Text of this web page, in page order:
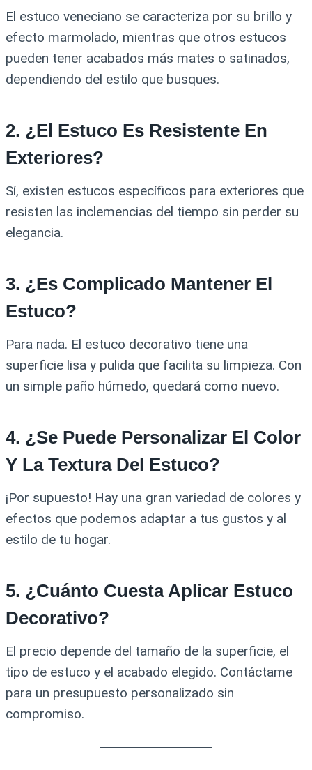
El estuco veneciano se caracteriza por su brillo y
efecto marmolado, mientras que otros estucos
pueden tener acabados más mates o satinados,
dependiendo del estilo que busques.
2. ¿El Estuco Es Resistente En
Exteriores?
Sí, existen estucos específicos para exteriores que
resisten las inclemencias del tiempo sin perder su
elegancia.
3. ¿Es Complicado Mantener El
Estuco?
Para nada. El estuco decorativo tiene una
superficie lisa y pulida que facilita su limpieza. Con
un simple paño húmedo, quedará como nuevo.
4. ¿Se Puede Personalizar El Color
Y La Textura Del Estuco?
¡Por supuesto! Hay una gran variedad de colores y
efectos que podemos adaptar a tus gustos y al
estilo de tu hogar.
5. ¿Cuánto Cuesta Aplicar Estuco
Decorativo?
El precio depende del tamaño de la superficie, el
tipo de estuco y el acabado elegido. Contáctame
para un presupuesto personalizado sin
compromiso.